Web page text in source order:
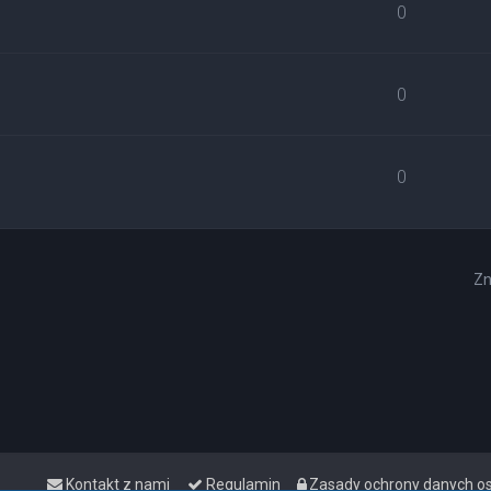
0
0
0
Zasady ochrony danych
Regulamin
Kontakt z nami